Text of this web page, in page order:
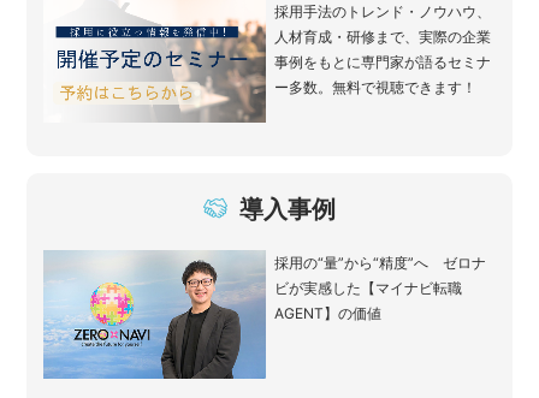
採用手法のトレンド・ノウハウ、
人材育成・研修まで、実際の企業
事例をもとに専門家が語るセミナ
ー多数。無料で視聴できます！
導入事例
採用の“量”から“精度”へ ゼロナ
ビが実感した【マイナビ転職
AGENT】の価値